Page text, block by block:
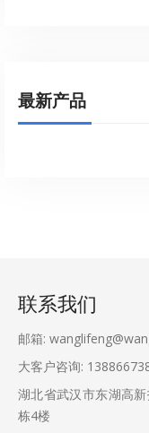
最新产品
联系我们
邮箱:
大客户咨询:
湖北省武汉市东湖高
栋4楼